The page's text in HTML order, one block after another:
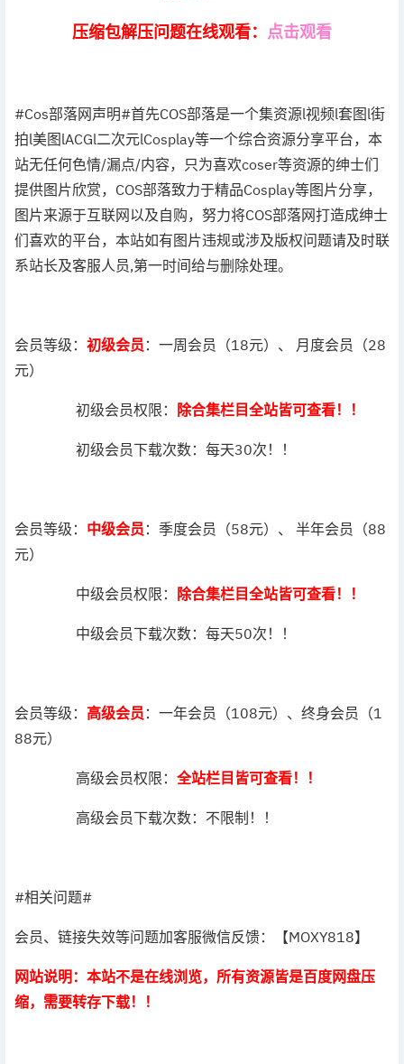
压缩包解压问题在线观看： 点击观看
#Cos部落网声明#首先COS部落是一个集资源l视频l套图l街
拍l美图lACGl二次元lCosplay等一个综合资源分享平台，本
站无任何色情/漏点/内容，只为喜欢coser等资源的绅士们
提供图片欣赏，COS部落致力于精品Cosplay等图片分享，
图片来源于互联网以及自购，努力将COS部落网打造成绅士
们喜欢的平台，本站如有图片违规或涉及版权问题请及时联
系站长及客服人员,第一时间给与删除处理。
会员等级： 初级会员 ：一周会员（18元）、 月度会员（28
元）
初级会员权限： 除合集栏目全站皆可查看！！
初级会员下载次数：每天30次！！
会员等级： 中级会员 ：季度会员（58元）、 半年会员（88
元）
中级会员权限： 除合集栏目全站皆可查看！！
中级会员下载次数：每天50次！！
会员等级： 高级会员 ：一年会员（108元）、终身会员（1
88元）
高级会员权限： 全站栏目皆可查看！！
高级会员下载次数：不限制！！
#相关问题#
会员、链接失效等问题加客服微信反馈：【MOXY818】
网站说明：本站不是在线浏览，所有资源皆是百度网盘压
缩，需要转存下载！！